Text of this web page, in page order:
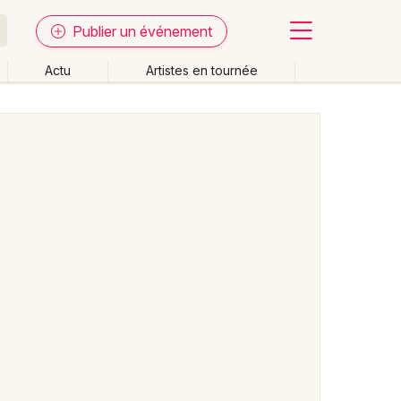
Publier un événement
Actu Artistes en tournée